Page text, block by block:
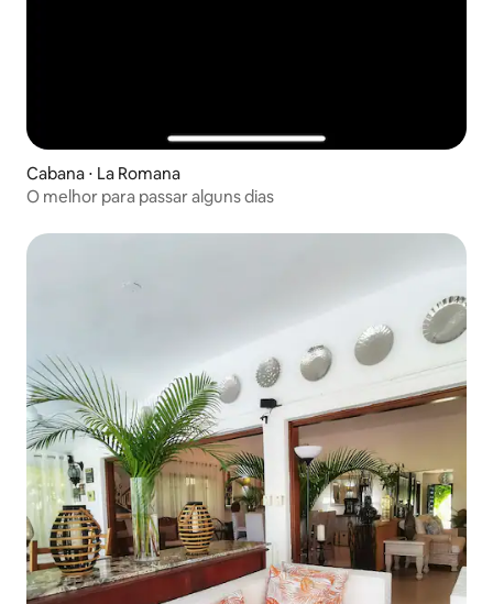
Cabana ⋅ La Romana
O melhor para passar alguns dias